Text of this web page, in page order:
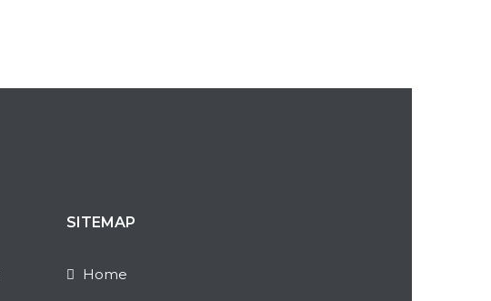
SITEMAP
Home